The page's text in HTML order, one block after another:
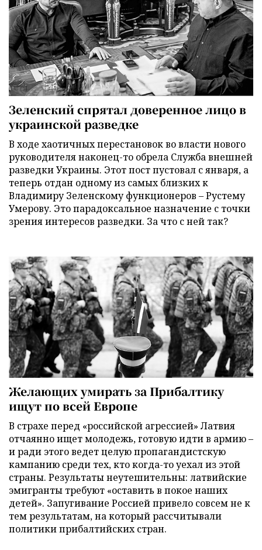
Зеленский спрятал доверенное лицо в
украинской разведке
В ходе хаотичных перестановок во власти нового
руководителя наконец-то обрела Служба внешней
разведки Украины. Этот пост пустовал с января, а
теперь отдан одному из самых близких к
Владимиру Зеленскому функционеров – Рустему
Умерову. Это парадоксальное назначение с точки
зрения интересов разведки. За что с ней так?
Желающих умирать за Прибалтику
ищут по всей Европе
В страхе перед «российской агрессией» Латвия
отчаянно ищет молодежь, готовую идти в армию –
и ради этого ведет целую пропагандистскую
кампанию среди тех, кто когда-то уехал из этой
страны. Результаты неутешительны: латвийские
эмигранты требуют «оставить в покое наших
детей». Запугивание Россией привело совсем не к
тем результатам, на который рассчитывали
политики прибалтийских стран.